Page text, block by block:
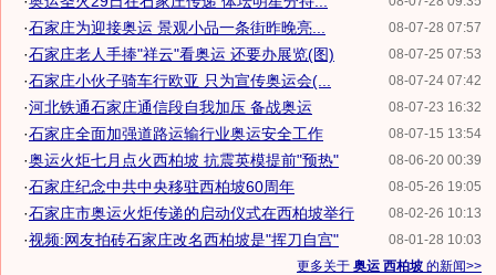
08-07-28 07:57
·石家庄为迎接奥运 景观小品一条街昨晚亮...
08-07-25 07:53
·石家庄老人手捧"祥云"看奥运 还要办展览(图)
08-07-24 07:42
·石家庄小伙子骑车行欧亚 只为宣传奥运会(...
08-07-23 16:32
·河北铁通石家庄通信段自我加压 备战奥运
08-07-15 13:54
·石家庄全面加强道路运输行业奥运安全工作
08-06-20 00:39
·奥运火炬七月点火西柏坡 抗震英模提前"预热"
08-05-26 19:05
·石家庄纪念中共中央移驻西柏坡60周年
08-02-26 10:13
·石家庄市奥运火炬传递的启动仪式在西柏坡举行
08-01-28 10:03
·视频:网友拍砖石家庄改名西柏坡是"挥刀自宫"
更多关于 奥运 西柏坡 的新闻>>